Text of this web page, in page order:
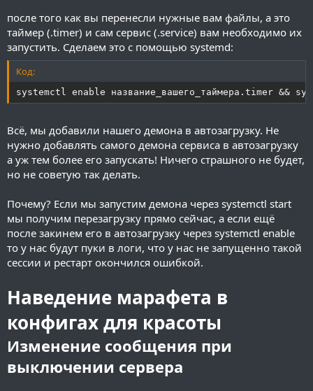
после того как вы перенесли нужные вам файлы, а это
таймер (.timer) и сам сервис (.service) вам необходимо их
запустить. Сделаем это с помощью systemd:
Код:
systemctl enable название_вашего_таймера.timer &&
Всё, мы добавили нашего демона в автозагрузку. Не
нужно добавлять самого демона сервиса в автозагрузку
а уж тем более его запускать! Ничего страшного не будет,
но не советую так делать.
Почему? Если мы запустим демона через systemctl start
мы получим перезагрузку прямо сейчас, а если ещё
после закинем его в автозагрузку через systemctl enable
то у нас будут пуки в логи, что у нас не запущенно такой
сессии и рестарт окончился ошибкой.
Наведение марафета в
конфигах для красоты
Изменение сообщения при
выключении сервера